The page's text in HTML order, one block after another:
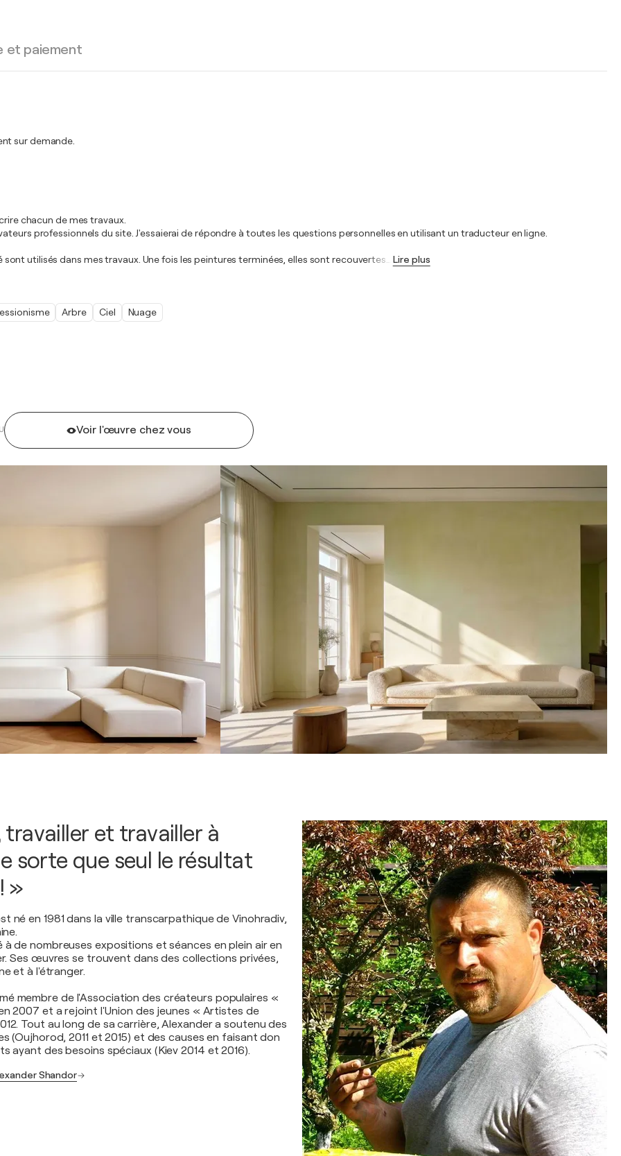
Voir l'œuvre chez vous
et paiement
sur demande.
chacun de mes travaux.
professionnels du site. J'essaierai de répondre à toutes les questions personnelles en utilisant un traducteur en ligne.
utilisés dans mes travaux. Une fois les peintures terminées, elles sont recouvertes Lire plus
Arbre Ciel Nuage
travailler et travailler à
sorte que seul le résultat
»
né en 1981 dans la ville transcarpathique de Vinohradiv,
de nombreuses expositions et séances en plein air en
Ses œuvres se trouvent dans des collections privées,
et à l'étranger.
membre de l'Association des créateurs populaires «
2007 et a rejoint l'Union des jeunes « Artistes de
Tout au long de sa carrière, Alexander a soutenu des
(Oujhorod, 2011 et 2015) et des causes en faisant don
ayant des besoins spéciaux (Kiev 2014 et 2016).
Shandor